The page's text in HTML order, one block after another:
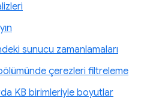
sunucu zamanlamaları
çerezleri filtreleme
KB birimleriyle boyutlar